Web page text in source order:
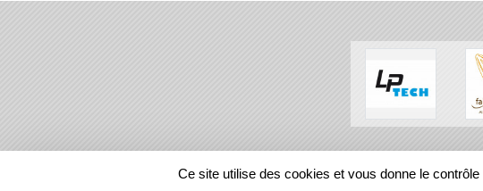
REGIONS
Ce site utilise des cookies et vous donne le